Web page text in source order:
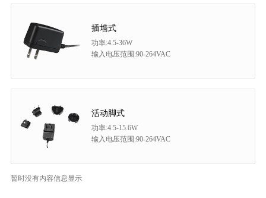
插墙式
功率:4.5-36W
输入电压范围:90-264VAC
活动脚式
功率:4.5-15.6W
输入电压范围:90-264VAC
暂时没有内容信息显示